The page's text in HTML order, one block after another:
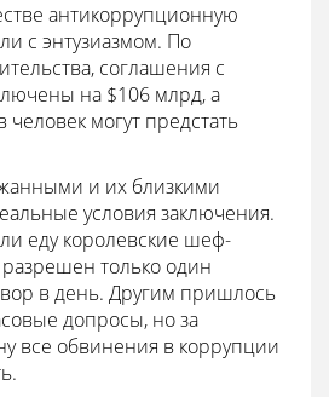
антикоррупционную
с энтузиазмом. По
соглашения с
на $106 млрд, а
человек могут предстать
и их близкими
условия заключения.
еду королевские шеф-
только один
в день. Другим пришлось
допросы, но за
все обвинения в коррупции